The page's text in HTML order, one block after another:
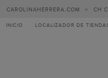
CAROLINAHERRERA.COM > CH
INICIO LOCALIZADOR DE